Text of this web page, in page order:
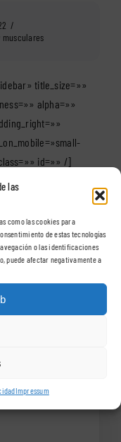
las
como las cookies para
de estas tecnologías
o las identificaciones
puede afectar negativamente a
Impressum
/
title_size=»»
alpha=»»
id=»» /]
y
una